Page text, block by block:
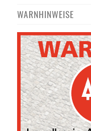
WARNHINWEISE